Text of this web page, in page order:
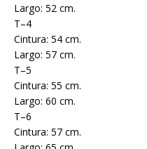
Largo: 52 cm.
T–4
Cintura: 54 cm.
Largo: 57 cm.
T–5
Cintura: 55 cm.
Largo: 60 cm.
T–6
Cintura: 57 cm.